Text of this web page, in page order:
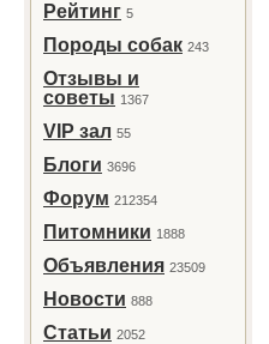
Рейтинг 5
Породы собак 243
Отзывы и
советы 1367
VIP зал 55
Блоги 3696
Форум 212354
Питомники 1888
Объявления 23509
Новости 888
Статьи 2052